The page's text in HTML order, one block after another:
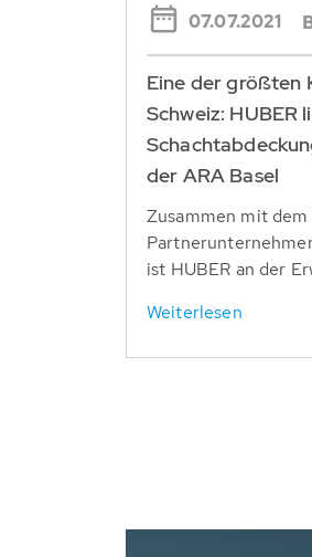
07.07.2021
Eine der größten
Schweiz: HUBER
der ARA Basel
Zusammen mit dem
ist HUBER an der
Weiterlesen